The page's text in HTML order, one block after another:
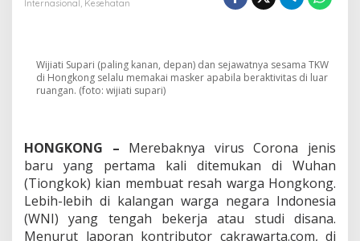
h
a
n
s
e
L
a
n
Internasional, Kesehatan
Wijiati Supari (paling kanan, depan) dan sejawatnya sesama TKW
di Hongkong selalu memakai masker apabila beraktivitas di luar
ruangan. (foto: wijiati supari)
HONGKONG – Merebaknya virus Corona jenis
baru yang pertama kali ditemukan di Wuhan
(Tiongkok) kian membuat resah warga Hongkong.
Lebih-lebih di kalangan warga negara Indonesia
(WNI) yang tengah bekerja atau studi disana.
Menurut laporan kontributor cakrawarta.com, di